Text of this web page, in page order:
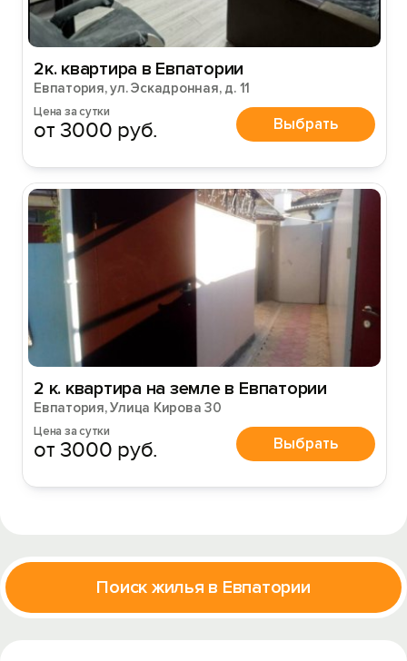
2к. квартира в Евпатории
Евпатория, ул. Эскадронная, д. 11
Цена за сутки
от 3000 руб. Выбрать
2 к. квартира на земле в Евпатории
Евпатория, Улица Кирова 30
Цена за сутки
от 3000 руб. Выбрать
Поиск жилья в Евпатории